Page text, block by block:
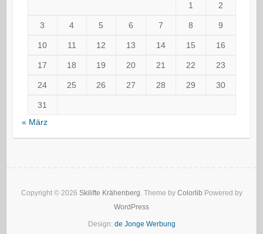
1 2
3 4 5 6 7 8 9
10 11 12 13 14 15 16
17 18 19 20 21 22 23
24 25 26 27 28 29 30
31
« März
Copyright © 2026 Skilifte Krähenberg. Theme by Colorlib Powered by
WordPress
Design: de Jonge Werbung